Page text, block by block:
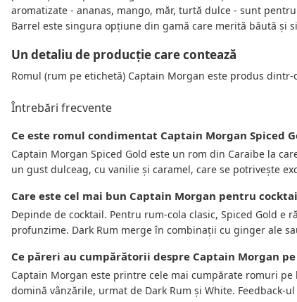
aromatizate - ananas, mango, măr, turtă dulce - sunt
Barrel este singura opțiune din gamă care merită băută și
Un detaliu de producție care contează
Romul (rum pe etichetă) Captain Morgan este produs
Întrebări frecvente
Ce este romul condimentat Captain Morgan Spiced
Captain Morgan Spiced Gold este un rom din Caraibe la
un gust dulceag, cu vanilie și caramel, care se potrivește
Care este cel mai bun Captain Morgan pentru
Depinde de cocktail. Pentru rum-cola clasic, Spiced Gold e
profunzime. Dark Rum merge în combinații cu ginger ale
Ce păreri au cumpărătorii despre Captain Morgan
Captain Morgan este printre cele mai cumpărate romuri
domină vânzările, urmat de Dark Rum și White.